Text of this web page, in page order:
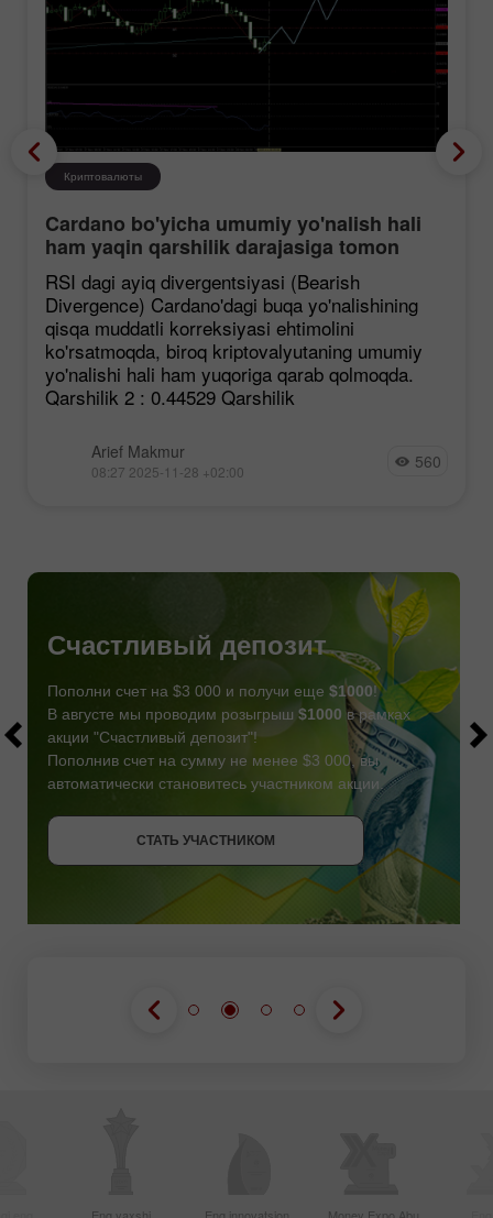
Криптовалюты
Cardano bo'yicha umumiy yo'nalish hali
ham yaqin qarshilik darajasiga tomon
mustahkamlanmoqda, garchi korreksiya
ehtimoli mavjud bo'lsa ham.
RSI dagi ayiq divergentsiyasi (Bearish
Divergence) Cardano'dagi buqa yo'nalishining
qisqa muddatli korreksiyasi ehtimolini
ko'rsatmoqda, biroq kriptovalyutaning umumiy
yo'nalishi hali ham yuqoriga qarab qolmoqda.
Qarshilik 2 : 0.44529 Qarshilik
Arief Makmur
08:27 2025-11-28 +02:00 560
СТАТЬ УЧАСТНИКОМ
Счастливый депозит
Пополни счет на $3 000 и получи еще $1000!
В августе мы проводим розыгрыш $1000 в рамках
акции "Счастливый депозит"!
Пополнив счет на сумму не менее $3 000, вы
автоматически становитесь участником акции.
СТАТЬ УЧАСТНИКОМ
ПОЛУЧИТЬ БОНУС